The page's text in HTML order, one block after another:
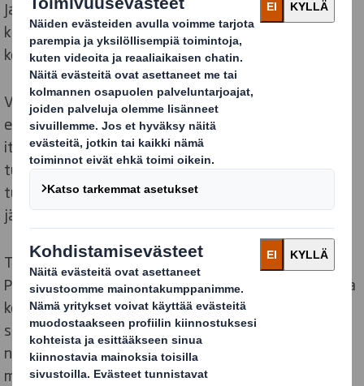
Ja nyt tietokoneet ja matkapuhelimet luovat
kuvakokemuksia. Toimimme myös ääni-, peli- ja
kotitaloustuotteiden parissa.
Valikoima käsittää tarvikkeet lähes kaikelle
elektroniikalle, jolla me kuluttajat ympäröimme
itsemme päivittäin – yhteensä yli sata tunnettua
tuotemerkkiä. Silti Tura on melko lailla kuluttajille
tuntematon. Asiakkaita ovat sen sijaan sellaiset
jättiläiset kuin Elgiganten, NetOnNet, ICA, Coop jne.
Tura Scandinavia on edustettuna kaikissa
Pohjoismaissa. Kaikkiaan sillä on 90 työntekijää, joista
kolmisenkymmentä on myyjiä. Logistiikkakeskus
sijaitsee Nässjössä. Sen pinta-ala on 18 000
neliömetriä, ja siellä käsitellään vuosittain puoli
miljoonaa toimitusta.